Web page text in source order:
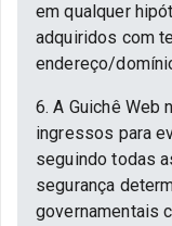
em qualquer
adquiridos com
endereço/
6. A Guichê Web
ingressos para
seguindo todas
segurança
governamentais